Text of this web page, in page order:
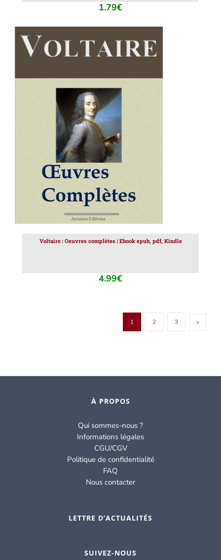
1.79€
AJOUTER AU PANIER
Voltaire : Oeuvres complètes | Ebook epub, pdf, Kindle
4.99€
1 2 3
À PROPOS
Qui sommes-nous ?
Informations légales
CGU/CGV
Politique de confidentialité
FAQ
Nous contacter
LETTRE D’ACTUALITÉS
SUIVEZ-NOUS